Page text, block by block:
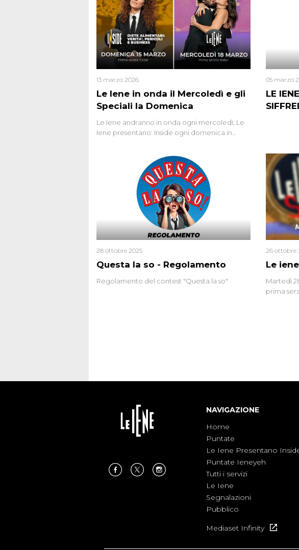
Le Iene in onda il Mercoledì e gli
Speciali la Domenica
13 marzo 2026
Le Iene andranno in onda ogni mercoledì; Le
Iene presentano: Inside ogni domenica in
LE
05 marzo
Questa la so - Regolamento
28 ottobre 2025
Regolamento del contest "Questa la so"
Le
26 ottobre
Martedì
prima
NAVIGAZIONE
Home
Puntate
Le Iene Presentano
Puntate Ieneyeh
Tutti i servizi
Le Iene
Segnalazioni
Pubblico
Mediaset Infinity